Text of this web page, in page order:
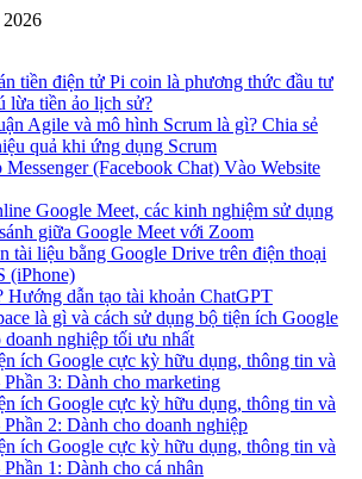
tiền điện tử Pi coin là phương thức đầu tư
lừa tiền ảo lịch sử?
Agile và mô hình Scrum là gì? Chia sẻ
quả khi ứng dụng Scrum
(Facebook Chat) Vào Website
Google Meet, các kinh nghiệm sử dụng
giữa Google Meet với Zoom
tài liệu bằng Google Drive trên điện thoại
(iPhone)
Hướng dẫn tạo tài khoản ChatGPT
là gì và cách sử dụng bộ tiện ích Google
doanh nghiệp tối ưu nhất
ích Google cực kỳ hữu dụng, thông tin và
3: Dành cho marketing
ích Google cực kỳ hữu dụng, thông tin và
2: Dành cho doanh nghiệp
ích Google cực kỳ hữu dụng, thông tin và
1: Dành cho cá nhân